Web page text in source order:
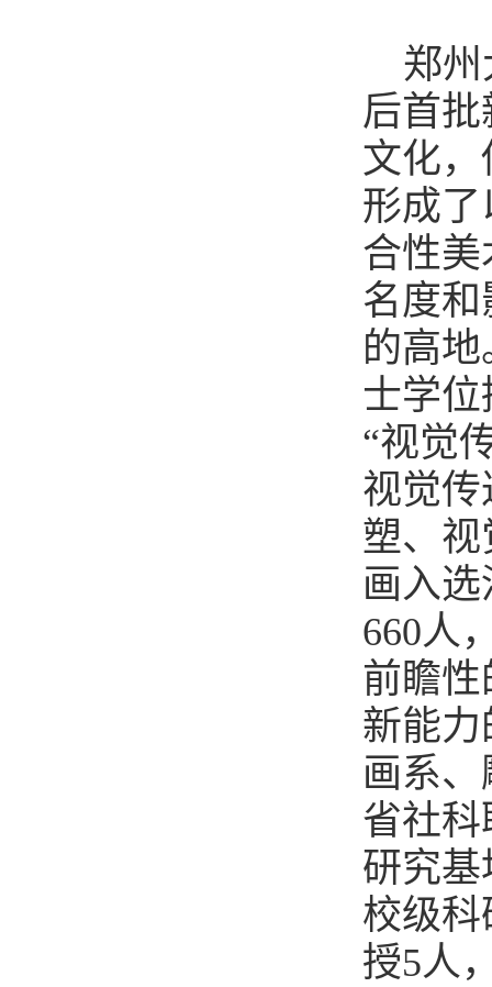
郑
后首
文化
形成了
合性
名度
的高地
士学位
“视觉
视觉
塑、
画入
660人
前瞻
新能
画系
省社
研究基
校级科
授5人